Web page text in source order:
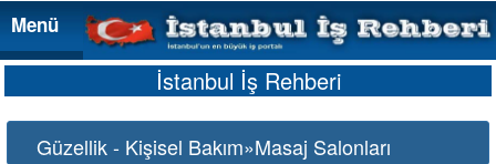
Menü
Menü
İstanbul İş Rehberi
Güzellik - Kişisel Bakım»Masaj Salonları